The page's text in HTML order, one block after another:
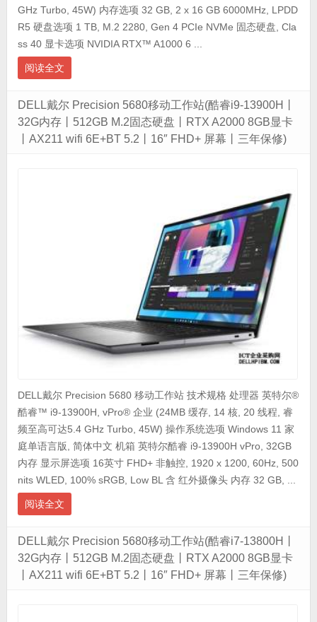
GHz Turbo, 45W) 内存选项 32 GB, 2 x 16 GB 6000MHz, LPDD
R5 硬盘选项 1 TB, M.2 2280, Gen 4 PCIe NVMe 固态硬盘, Cla
ss 40 显卡选项 NVIDIA RTX™ A1000 6 ...
阅读全文
DELL戴尔 Precision 5680移动工作站(酷睿i9-13900H丨
32G内存丨512GB M.2固态硬盘丨RTX A2000 8GB显卡
丨AX211 wifi 6E+BT 5.2丨16″ FHD+ 屏幕丨三年保修)
DELL戴尔 Precision 5680 移动工作站 技术规格 处理器 英特尔®
酷睿™ i9-13900H, vPro® 企业 (24MB 缓存, 14 核, 20 线程, 睿
频至高可达5.4 GHz Turbo, 45W) 操作系统选项 Windows 11 家
庭单语言版, 简体中文 机箱 英特尔酷睿 i9-13900H vPro, 32GB
内存 显示屏选项 16英寸 FHD+ 非触控, 1920 x 1200, 60Hz, 500
nits WLED, 100% sRGB, Low BL 含 红外摄像头 内存 32 GB, ...
阅读全文
DELL戴尔 Precision 5680移动工作站(酷睿i7-13800H丨
32G内存丨512GB M.2固态硬盘丨RTX A2000 8GB显卡
丨AX211 wifi 6E+BT 5.2丨16″ FHD+ 屏幕丨三年保修)